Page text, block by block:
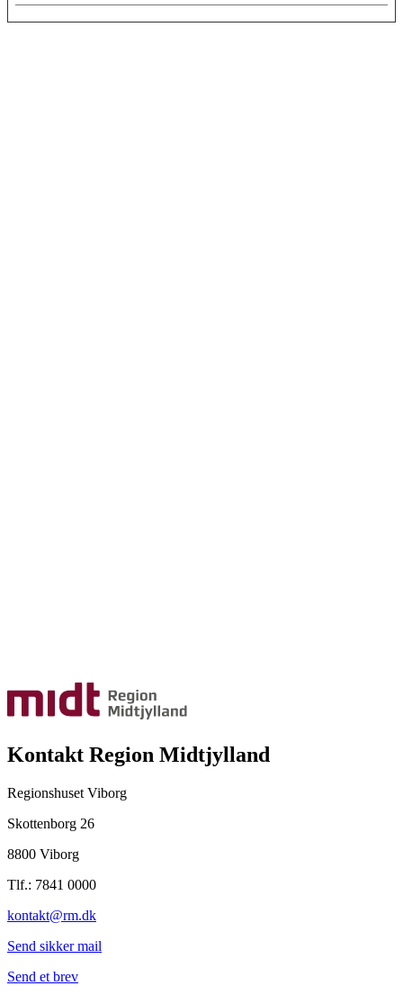
Kontakt Region Midtjylland
Regionshuset Viborg
Skottenborg 26
8800 Viborg
Tlf.: 7841 0000
kontakt@rm.dk
Send sikker mail
Send et brev